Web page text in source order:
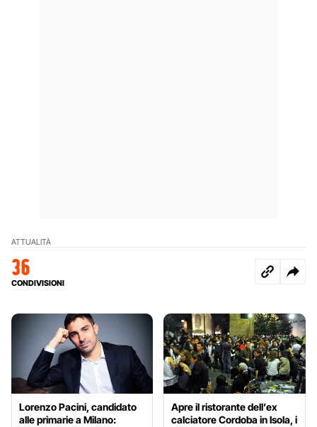
ATTUALITÀ
36
CONDIVISIONI
Lorenzo Pacini, candidato
alle primarie a Milano:
Apre il ristorante dell’ex
calciatore Cordoba in Isola, i